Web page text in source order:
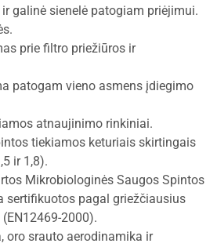
galinė sienelė patogiam priėjimui.
prie filtro priežiūros ir
patogam vieno asmens įdiegimo
atnaujinimo rinkiniai.
tiekiamos keturiais skirtingais
ir 1,8).
Mikrobiologinės Saugos Spintos
sertifikuotos pagal griežčiausius
2000).
oro srauto aerodinamika ir